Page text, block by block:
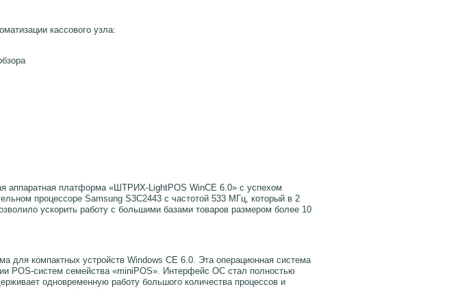
кассового узла:
аппаратная платформа «ШТРИХ-LightPOS WinCE 6.0» с успехом
процессоре Samsung S3C2443 с частотой 533 МГц, который в 2
ускорить работу с большими базами товаров размером более 10
для компактных устройств Windows CE 6.0. Эта операционная система
POS-систем семейства «miniPOS». Интерфейс ОС стал полностью
одновременную работу большого количества процессов и